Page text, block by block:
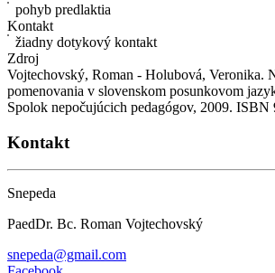
pohyb predlaktia
Kontakt
žiadny dotykový kontakt
Zdroj
Vojtechovský, Roman - Holubová, Veronika.
pomenovania v slovenskom posunkovom
Spolok nepočujúcich pedagógov, 2009. ISBN
Kontakt
Snepeda
PaedDr. Bc. Roman Vojtechovský
snepeda@gmail.com